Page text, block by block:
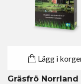
Lägg i
Gräsfrö Norrland